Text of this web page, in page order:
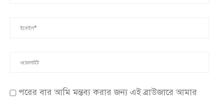
পরের বার আমি মন্তব্য করার জন্য এই ব্রাউজারে আমার